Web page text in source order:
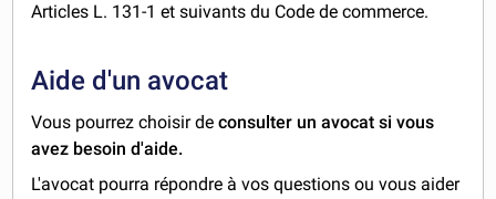
Articles L. 131-1 et suivants du Code de commerce.
Aide d'un avocat
Vous pourrez choisir deconsulter un avocat si vous
avez besoin d'aide.
L'avocat pourra répondre à vos questions ou vous aider